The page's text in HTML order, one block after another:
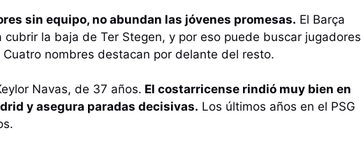
sin equipo, no abundan las jóvenes promesas. El Barça
la baja de Ter Stegen, y por eso puede buscar jugadores
nombres destacan por delante del resto.
Navas, de 37 años. El costarricense rindió muy bien en
y asegura paradas decisivas. Los últimos años en el PSG